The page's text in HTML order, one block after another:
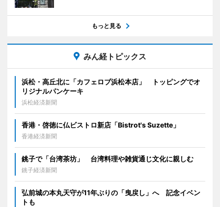
もっと見る
みん経トピックス
浜松・高丘北に「カフェロブ浜松本店」 トッピングでオ
リジナルパンケーキ
浜松経済新聞
香港・啓徳に仏ビストロ新店「Bistrot's Suzette」
香港経済新聞
銚子で「台湾茶坊」 台湾料理や雑貨通じ文化に親しむ
銚子経済新聞
弘前城の本丸天守が11年ぶりの「曳戻し」へ 記念イベン
トも